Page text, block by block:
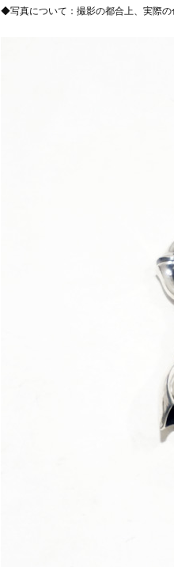
◆写真について：撮影の都合上、実際の